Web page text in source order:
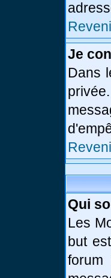
Je
Dans
Qui
Les
but
forum